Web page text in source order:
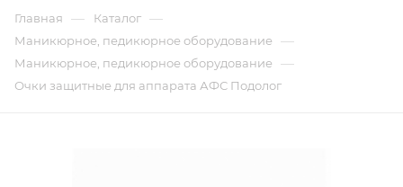
Главная — Каталог —
Маникюрное, педикюрное оборудование —
Маникюрное, педикюрное оборудование —
Очки защитные для аппарата АФС Подолог